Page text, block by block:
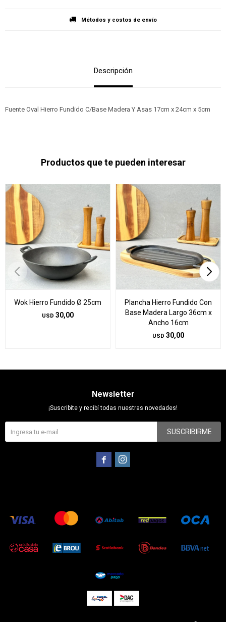
Métodos y costos de envío
Descripción
Fuente Oval Hierro Fundido C/Base Madera Y Asas 17cm x 24cm x 5cm
Productos que te pueden interesar
Wok Hierro Fundido Ø 25cm
USD 30,00
Plancha Hierro Fundido Con
Base Madera Largo 36cm x
Ancho 16cm
USD 30,00
Newsletter
¡Suscribite y recibí todas nuestras novedades!
SUSCRIBIRME
 